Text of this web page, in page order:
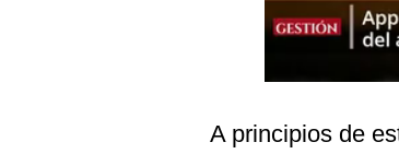
A principios de